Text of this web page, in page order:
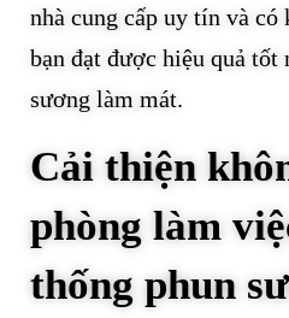
nhà cung cấp uy tín và
bạn đạt được hiệu quả tốt
sương làm mát.
Cải thiện
phòng làm
thống phun